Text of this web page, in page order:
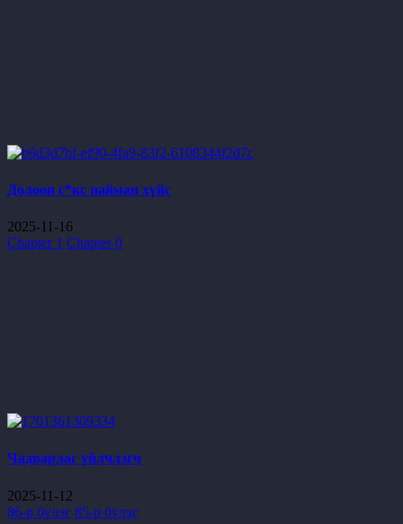
Долоон с*кс найман хүйс
2025-11-16
Chapter 1 Chapter 0
Чадварлаг үйлчлэгч
2025-11-12
86-р бүлэг 85-р бүлэг